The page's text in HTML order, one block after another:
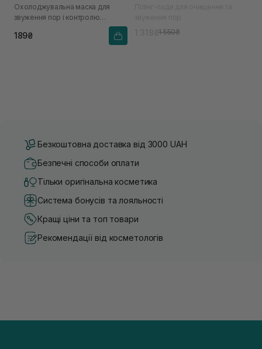
Охолоджувальна маска для
звуження пор і контролю
189₴ 1 318₴1 550₴
Безкоштовна доставка від 3000 UAH
Безпечні способи оплати
Тільки оригінальна косметика
Система бонусів та лояльності
Кращі ціни та топ товари
Рекомендації від косметологів